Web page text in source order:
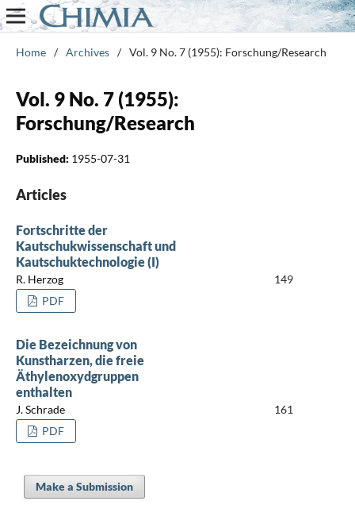
Home / Archives / Vol. 9 No. 7 (1955): Forschung/Research
Vol. 9 No. 7 (1955):
Forschung/Research
Published: 1955-07-31
Articles
Fortschritte der
Kautschukwissenschaft und
Kautschuktechnologie (I)
R. Herzog
149
PDF
Die Bezeichnung von
Kunstharzen, die freie
Äthylenoxydgruppen
enthalten
J. Schrade
161
PDF
Make a Submission